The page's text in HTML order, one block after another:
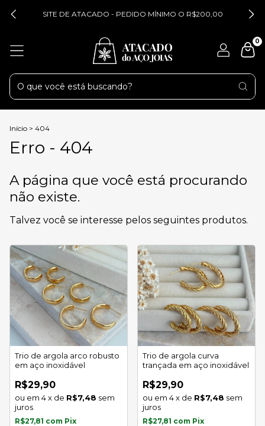
SITE DE ATACADO - PEDIDO MÍNIMO O R$200,00
0
Início > 404
Erro - 404
A página que você está procurando
não existe.
Talvez você se interesse pelos seguintes produtos.
Trio de argola arco robusto
em aço inoxidável
R$29,90
4x de R$7,48 sem
juros
R$27,81 com Pix
Trio de argola curva
trançada em aço inoxidável
R$29,90
4x de R$7,48 sem
juros
R$27,81 com Pix